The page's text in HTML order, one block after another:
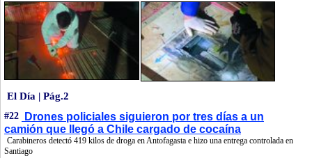
El Día | Pág.2
#22
Drones policiales siguieron por tres días a un
camión que llegó a Chile cargado de cocaína
Carabineros detectó 419 kilos de droga en Antofagasta e hizo una entrega controlada en
Santiago